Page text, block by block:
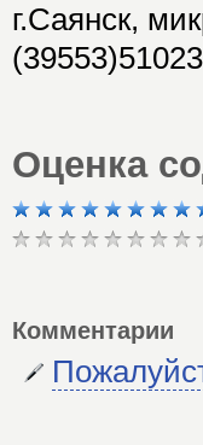
г.Саянск,
Оценка
Комментарии